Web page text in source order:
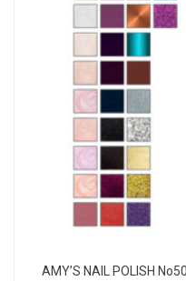
AMY’S NAIL POLISH